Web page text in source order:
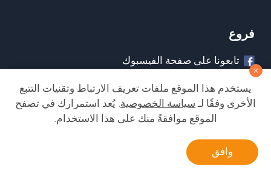
فروع
تابعونا على صفحة الفيسبوك
الشراء من الموقع آمن ويلبي أعلى معايير الأمان
Developed by Matat Technologies ltd
يستخدم هذا الموقع ملفات تعريف الارتباط وتقنيات التتبع
الأخرى وفقًا لـسياسة الخصوصية. يُعد استمرارك في تصفح
الموقع موافقةً منك على هذا الاستخدام.
وافق